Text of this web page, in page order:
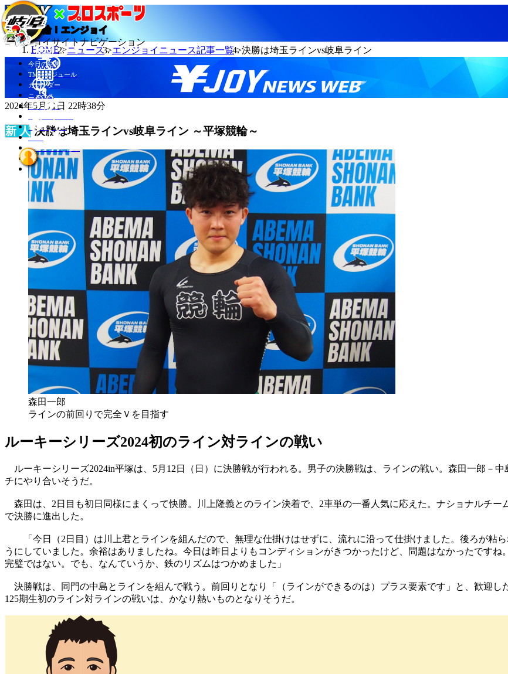
当たる競輪！エンジョイ
エンジョイサイトナビゲーション
今日の結果
TMスケジュール
カレンダー
ニュース
選手データ
競輪場データ
INFO
エンジョイとは？
HOME ニュース エンジョイニュース記事一覧 決勝は埼玉ラインvs岐阜ライン
2024年5月11日 22時38分
決勝は埼玉ラインvs岐阜ライン ～平塚競輪～
森田一郎
ラインの前回りで完全Ｖを目指す
ルーキーシリーズ2024初のライン対ラインの戦い
ルーキーシリーズ2024in平塚は、5月12日（日）に決勝戦が行われる。男子の決勝戦は、ラインの戦い。森田一郎－
チにやり合いそうだ。
森田は、2日目も初日同様にまくって快勝。川上隆義とのライン決着で、2車単の一番人気に応えた。ナショナルチ
で決勝に進出した。
「今日（2日目）は川上君とラインを組んだので、無理な仕掛けはせずに、流れに沿って仕掛けました。後ろが粘
うにしていました。余裕はありましたね。今日は昨日よりもコンディションがきつかったけど、問題はなかったです
完璧ではない。でも、なんていうか、鉄のリズムはつかめました」
決勝戦は、同門の中島とラインを組んで戦う。前回りとなり「（ラインができるのは）プラス要素です」と、歓迎し
125期生初のライン対ラインの戦いは、かなり熱いものとなりそうだ。